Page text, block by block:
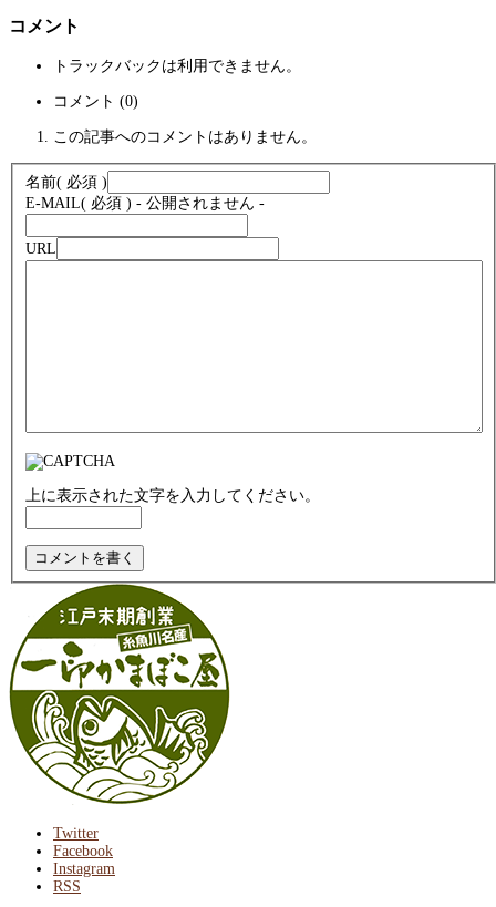
コメント
トラックバックは利用できません。
コメント (0)
この記事へのコメントはありません。
名前( 必須 )
E-MAIL( 必須 ) - 公開されません -
URL
上に表示された文字を入力してください。
Twitter
Facebook
Instagram
RSS